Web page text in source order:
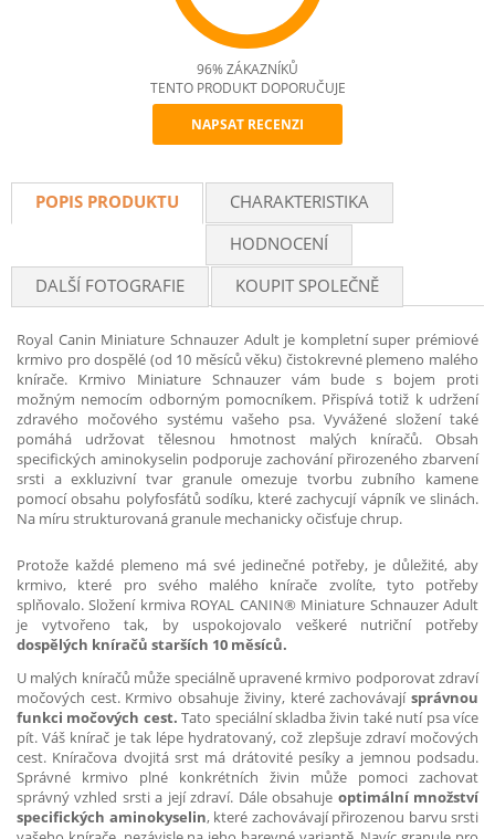
Recommend
96% ZÁKAZNÍKŮ
TENTO PRODUKT DOPORUČUJE
NAPSAT RECENZI
POPIS PRODUKTU
CHARAKTERISTIKA
HODNOCENÍ
DALŠÍ FOTOGRAFIE
KOUPIT SPOLEČNĚ
Royal Canin Miniature Schnauzer Adult je kompletní super prémiové
krmivo pro dospělé (od 10 měsíců věku) čistokrevné plemeno malého
knírače. Krmivo Miniature Schnauzer vám bude s bojem proti
možným nemocím odborným pomocníkem. Přispívá totiž k udržení
zdravého močového systému vašeho psa. Vyvážené složení také
pomáhá udržovat tělesnou hmotnost malých kníračů. Obsah
specifických aminokyselin podporuje zachování přirozeného zbarvení
srsti a exkluzivní tvar granule omezuje tvorbu zubního kamene
pomocí obsahu polyfosfátů sodíku, které zachycují vápník ve slinách.
Na míru strukturovaná granule mechanicky očisťuje chrup.
Protože každé plemeno má své jedinečné potřeby, je důležité, aby
krmivo, které pro svého malého knírače zvolíte, tyto potřeby
splňovalo. Složení krmiva ROYAL CANIN® Miniature Schnauzer Adult
je vytvořeno tak, by uspokojovalo veškeré nutriční potřeby
dospělých kníračů starších 10 měsíců.
U malých kníračů může speciálně upravené krmivo podporovat zdraví
močových cest. Krmivo obsahuje živiny, které zachovávají správnou
funkci močových cest.Tato speciální skladba živin také nutí psa více
pít. Váš knírač je tak lépe hydratovaný, což zlepšuje zdraví močových
cest. Kníračova dvojitá srst má drátovité pesíky a jemnou podsadu.
Správné krmivo plné konkrétních živin může pomoci zachovat
správný vzhled srsti a její zdraví. Dále obsahuje optimální množství
specifických aminokyselin, které zachovávají přirozenou barvu srsti